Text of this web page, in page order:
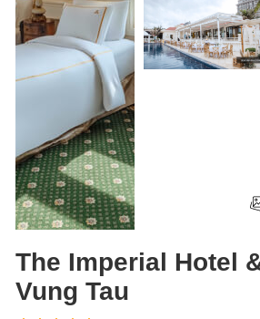
The Imperial Hotel
Vung Tau